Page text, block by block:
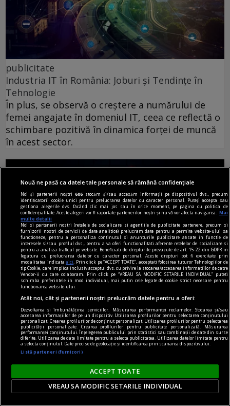
publicitate
Industria IT în România: Joburi și Tendințe în
Tehnologie
În plus, se observă o creștere a numărului de
femei angajate în domeniul IT, ceea ce reflectă o
schimbare pozitivă în dinamica forței de muncă
în acest sector.
publicitate
Cu ce se diferențiază casele de pariuri online
Alegînd o casă de pariuri cu un sistem de suport
bine pus la punct, vei depăși mai ușor anumite
momente dificile iar problemele pe care le vei
Nouă ne pasă ca datele tale personale să rămână confidențiale
Noi și partenerii noștri606 stocăm și/sau accesăm informații pe dispozitivul dvs., precum
identificatorii cookie unici pentru prelucrarea datelor cu caracter personal. Puteți accepta sau
gestiona alegerile dvs. făcând clic mai jos sau în orice moment, pe pagina cu politica de
confidențialitate. Aceste alegeri vor fi raportate partenerilor noștri și nu vă vor afecta navigarea.
Mai
multe detalii
Noi si partenerii nostri (retelele de socializare si agentiile de publicitate partenere, precum si
furnizorii nostri de servicii de date analitice) prelucram date pentru a permite website-ului sa
functioneze, pentru a personaliza continutul si anunturile publicitare afisate in functie de
interesele si/sau profilul dvs., pentru a va oferi functionalitati aferente retelelor de socializare si
pentru a analiza traficul pe website. Beneficiati de drepturile prevazute de art. 15-22 din GDPR in
legatura cu prelucrarea datelor cu caracter personal. Aceste drepturi pot fi exercitate prin
modalitatea indicataaici
. Prin click pe “ACCEPT TOATE”, acceptati folosirea tuturor Tehnologiilor de
tip Cookie, care implica inclusiv acceptul dvs. cu privire la stocarea/accesarea informatiilor de catre
Vendor-ii cu care colaboram. Prin click pe “VREAU SA MODIFIC SETARILE INDIVIDUAL” puteti
schimba preferintele in mod individual, mai putin cele legate de cookie strict necesare pentru
functionarea website-ului.
Atât noi, cât și partenerii noștri prelucrăm datele pentru a oferi:
Dezvoltarea și îmbunătățirea serviciilor. Măsurarea performanței reclamelor. Stocarea și/sau
accesarea informațiilor de pe un dispozitiv. Utilizarea profilurilor pentru selectarea conținutului
personalizat. Crearea profilurilor de conținut personalizat. Utilizarea profilurilor pentru selectarea
publicității personalizate. Crearea profilurilor pentru publicitate personalizată. Măsurarea
performanței conținutului. Înțelegerea publicului prin statistici sau combinații de date din surse
diferite. Utilizarea de date limitate pentru a selecta publicitatea. Utilizarea datelor limitate pentru
a selecta conținutul. Date precise de geolocație și identificarea prin scanarea dispozitivului.
Listă parteneri (furnizori)
ACCEPT TOATE
VREAU SA MODIFIC SETARILE INDIVIDUAL